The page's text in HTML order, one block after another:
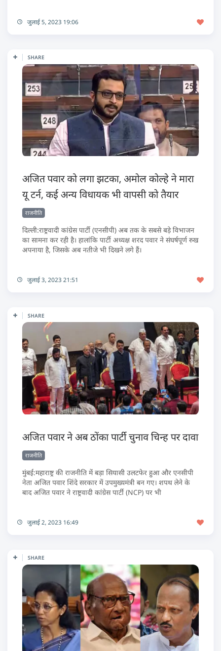
जुलाई 5, 2023 19:06
SHARE
अजित पवार को लगा झटका, अमोल कोल्हे ने मारा
यू टर्न, कई अन्य विधायक भी वापसी को तैयार
राजनीति
दिल्ली:राष्ट्रवादी कांग्रेस पार्टी (एनसीपी) अब तक के सबसे बड़े विभाजन
का सामना कर रही है। हालांकि पार्टी अध्यक्ष शरद पवार ने संघर्षपूर्ण रुख
अपनाया है, जिसके अब नतीजे भी दिखने लगे हैं।
जुलाई 3, 2023 21:51
SHARE
अजित पवार ने अब ठोंका पार्टी चुनाव चिन्ह पर दावा
राजनीति
मुंबई:महाराष्ट्र की राजनीति में बड़ा सियासी उलटफेर हुआ और एनसीपी
नेता अजित पवार शिंदे सरकार में उपमुख्यमंत्री बन गए। शपथ लेने के
बाद अजित पवार ने राष्ट्रवादी कांग्रेस पार्टी (NCP) पर भी
जुलाई 2, 2023 16:49
SHARE